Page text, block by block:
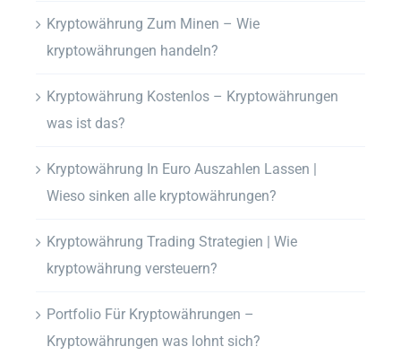
Kryptowährung Zum Minen – Wie
kryptowährungen handeln?
Kryptowährung Kostenlos – Kryptowährungen
was ist das?
Kryptowährung In Euro Auszahlen Lassen |
Wieso sinken alle kryptowährungen?
Kryptowährung Trading Strategien | Wie
kryptowährung versteuern?
Portfolio Für Kryptowährungen –
Kryptowährungen was lohnt sich?